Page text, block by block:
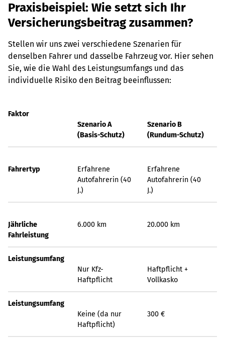
Praxisbeispiel: Wie setzt sich Ihr
Versicherungsbeitrag zusammen?
Stellen wir uns zwei verschiedene Szenarien für
denselben Fahrer und dasselbe Fahrzeug vor. Hier sehen
Sie, wie die Wahl des Leistungsumfangs und das
individuelle Risiko den Beitrag beeinflussen:
Faktor
Szenario A
(Basis-Schutz)
Szenario B
(Rundum-Schutz)
Fahrertyp
Erfahrene
Autofahrerin (40
J.)
Erfahrene
Autofahrerin (40
J.)
Jährliche
Fahrleistung
6.000 km 20.000 km
Leistungsumfang
Nur Kfz-
Haftpflicht
Haftpflicht +
Vollkasko
Leistungsumfang
Keine (da nur
Haftpflicht)
300 €